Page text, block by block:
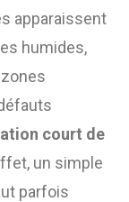
apparaissent
humides,
court de
un simple
parfois